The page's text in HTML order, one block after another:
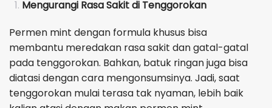
Mengurangi Rasa Sakit di Tenggorokan
Permen mint dengan formula khusus bisa
membantu meredakan rasa sakit dan gatal-gatal
pada tenggorokan. Bahkan, batuk ringan juga bisa
diatasi dengan cara mengonsumsinya. Jadi, saat
tenggorokan mulai terasa tak nyaman, lebih baik